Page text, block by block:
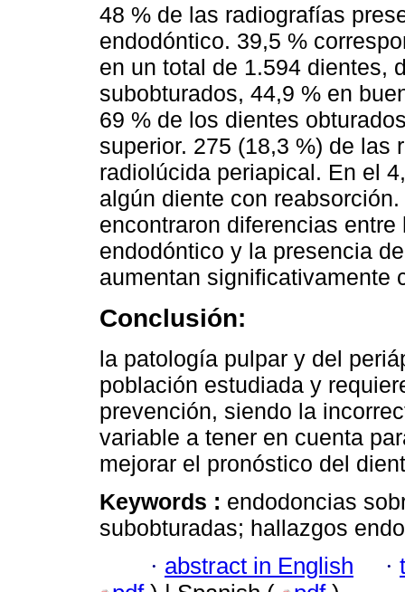
48 % de las radiografías
endodóntico. 39,5 %
en un total de 1.594 dientes,
subobturados, 44,9 % en
69 % de los dientes
superior. 275 (18,3 %) de las
radiolúcida periapical. En el
algún diente con
encontraron diferencias
endodóntico y la presencia
aumentan significativamente
Conclusión:
la patología pulpar y del
población estudiada y
prevención, siendo la
variable a tener en cuenta
mejorar el pronóstico del
Keywords : endodoncias
subobturadas; hallazgos
· abstract in English ·